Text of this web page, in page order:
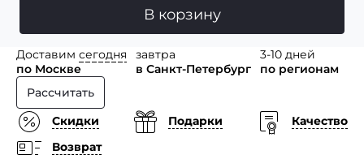
В корзину
Доставим сегодня
по Москве
завтра
в Санкт-Петербург
3-10 дней
по регионам
Рассчитать
Скидки
Подарки
Качество
Возврат